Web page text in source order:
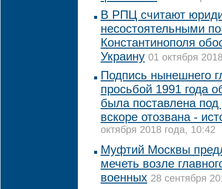
В РПЦ считают
несостоятельными
Константинополя
Украину 01 октября
Подпись нынешнего
просьбой 1991 года
была поставлена
вскоре отозвана -
октября 2018 года, 10:42
Муфтий Москвы
мечеть возле
военных 28 сентября